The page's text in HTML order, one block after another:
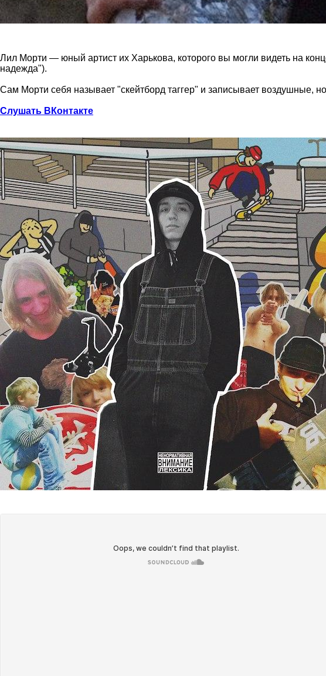
Лил Морти — юный артист их Харькова, которого вы могли видеть на
надежда").
Сам Морти себя называет "скейтборд таггер" и записывает воздушные,
Слушать ВКонтакте